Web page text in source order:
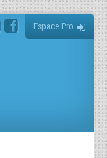
Espace Pro